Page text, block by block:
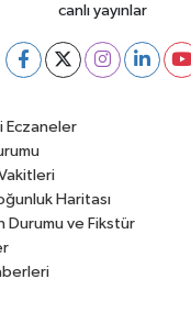
canlı yayınlar
Eczaneler
Haritası
Durumu ve Fikstür